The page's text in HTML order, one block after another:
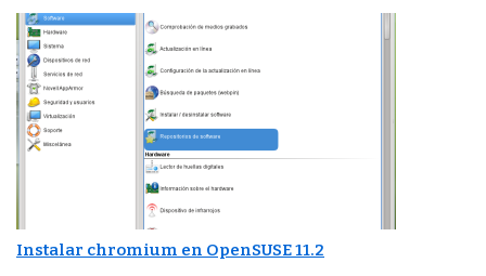
Instalar chromium en OpenSUSE 11.2